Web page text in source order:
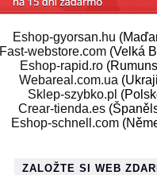
Eshop-gyorsan.hu
Fast-webstore.com (Velká
Eshop-rapid.ro
Webareal.com.ua
Sklep-szybko.pl
Crear-tienda.es
Eshop-schnell.com
ZALOŽTE SI WEB